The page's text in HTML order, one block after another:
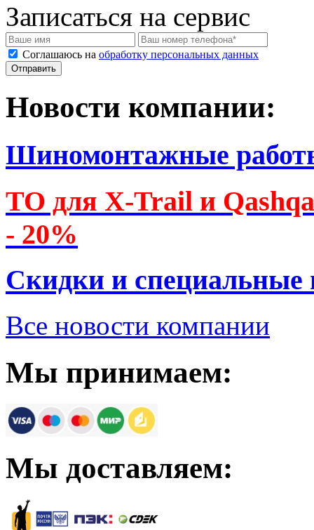
Записаться на сервис
Соглашаюсь на обработку персональных данных
Новости компании:
Шиномонтажные
ТО для X-Trail и
- 20%
Скидки и специальные
Все новости компании
Мы принимаем:
Мы доставляем: